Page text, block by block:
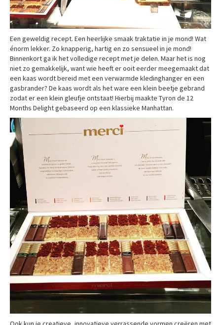
Een geweldig recept. Een heerlijke smaak traktatie in je mond! Wat
énorm lekker. Zo knapperig, hartig en zo sensueel in je mond!
Binnenkort ga ik het volledige recept met je delen. Maar het is nog
niet zo gemakkelijk, want wie heeft er ooit eerder meegemaakt dat
een kaas wordt bereid met een verwarmde kledinghanger en een
gasbrander? De kaas wordt als het ware een klein beetje gebrand
zodat er een klein gleufje ontstaat! Hierbij maakte Tyron de 12
Months Delight gebaseerd op een klassieke Manhattan.